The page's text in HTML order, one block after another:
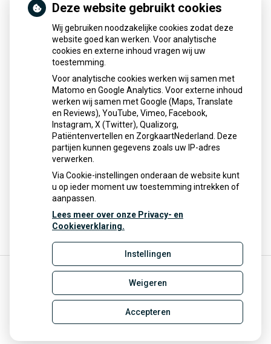
Dokter G van Empelstraat 17
4043 LZ Opheusden
Tel: 0488-442544
info@apotheekdelinge.nl
Voor een plattegrond met routeplannerklik hier
externe inhouddie nodig is om dit te
zien.
Uw Zorg Online |Beheer
info@apotheekdelinge.nl
Cookie-instellingen
Deze website gebruikt cookies
Wij gebruiken noodzakelijke cookies zodat deze
website goed kan werken. Voor analytische
cookies en externe inhoud vragen wij uw
toestemming.
Voor analytische cookies werken wij samen met
Matomo en Google Analytics. Voor externe inhoud
werken wij samen met Google (Maps, Translate
en Reviews), YouTube, Vimeo, Facebook,
Instagram, X (Twitter), Qualizorg,
Patiëntenvertellen en ZorgkaartNederland. Deze
partijen kunnen gegevens zoals uw IP-adres
verwerken.
Via Cookie-instellingen onderaan de website kunt
u op ieder moment uw toestemming intrekken of
aanpassen.
Lees meer over onze Privacy- en
Cookieverklaring.
Instellingen
Weigeren
Accepteren